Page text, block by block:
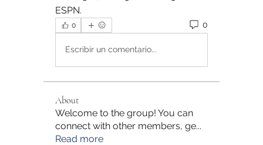
ESPN.
0 0
Escribir un comentario...
About
Welcome to the group! You can
connect with other members, ge...
Read more